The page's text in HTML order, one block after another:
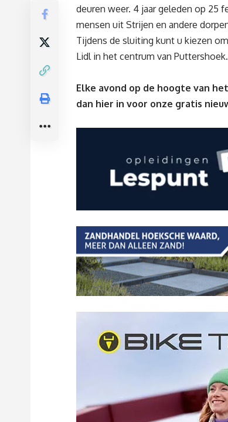
deuren weer. 4 jaar geleden op 25
mensen uit Strijen en andere
Tijdens de sluiting kunt u kiezen
Lidl in het centrum van Puttershoek.
Elke avond op de hoogte van
dan hier in voor onze gratis